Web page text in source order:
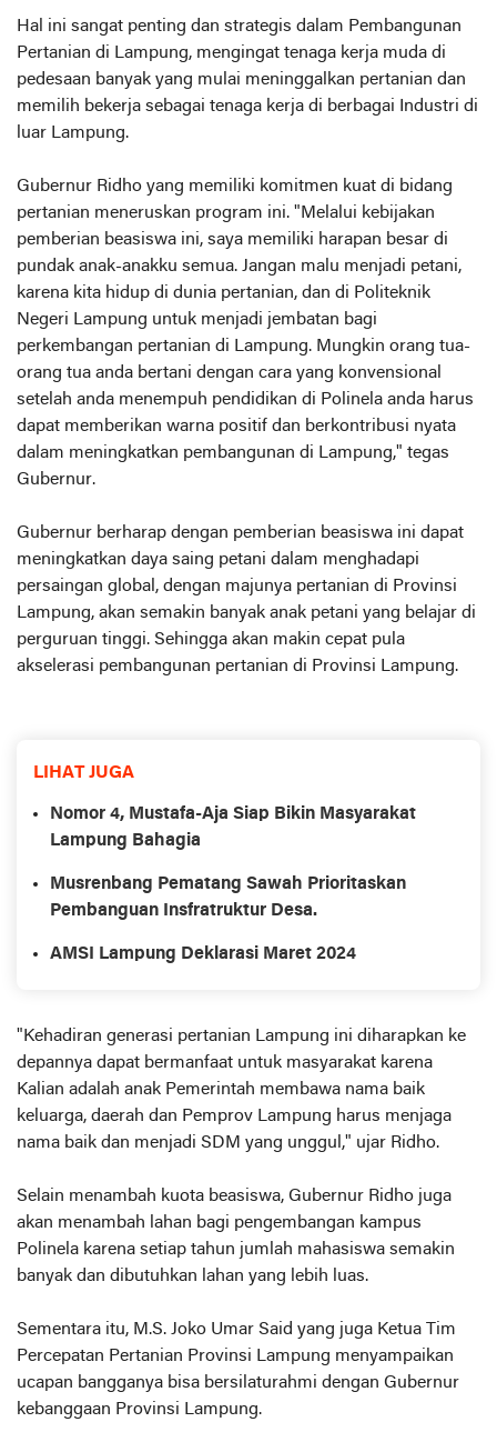
Hal ini sangat penting dan strategis dalam Pembangunan
Pertanian di Lampung, mengingat tenaga kerja muda di
pedesaan banyak yang mulai meninggalkan pertanian dan
memilih bekerja sebagai tenaga kerja di berbagai Industri di
luar Lampung.
Gubernur Ridho yang memiliki komitmen kuat di bidang
pertanian meneruskan program ini. "Melalui kebijakan
pemberian beasiswa ini, saya memiliki harapan besar di
pundak anak-anakku semua. Jangan malu menjadi petani,
karena kita hidup di dunia pertanian, dan di Politeknik
Negeri Lampung untuk menjadi jembatan bagi
perkembangan pertanian di Lampung. Mungkin orang tua-
orang tua anda bertani dengan cara yang konvensional
setelah anda menempuh pendidikan di Polinela anda harus
dapat memberikan warna positif dan berkontribusi nyata
dalam meningkatkan pembangunan di Lampung," tegas
Gubernur.
Gubernur berharap dengan pemberian beasiswa ini dapat
meningkatkan daya saing petani dalam menghadapi
persaingan global, dengan majunya pertanian di Provinsi
Lampung, akan semakin banyak anak petani yang belajar di
perguruan tinggi. Sehingga akan makin cepat pula
akselerasi pembangunan pertanian di Provinsi Lampung.
LIHAT JUGA
Nomor 4, Mustafa-Aja Siap Bikin Masyarakat
Lampung Bahagia
Musrenbang Pematang Sawah Prioritaskan
Pembanguan Insfratruktur Desa.
AMSI Lampung Deklarasi Maret 2024
"Kehadiran generasi pertanian Lampung ini diharapkan ke
depannya dapat bermanfaat untuk masyarakat karena
Kalian adalah anak Pemerintah membawa nama baik
keluarga, daerah dan Pemprov Lampung harus menjaga
nama baik dan menjadi SDM yang unggul," ujar Ridho.
Selain menambah kuota beasiswa, Gubernur Ridho juga
akan menambah lahan bagi pengembangan kampus
Polinela karena setiap tahun jumlah mahasiswa semakin
banyak dan dibutuhkan lahan yang lebih luas.
Sementara itu, M.S. Joko Umar Said yang juga Ketua Tim
Percepatan Pertanian Provinsi Lampung menyampaikan
ucapan bangganya bisa bersilaturahmi dengan Gubernur
kebanggaan Provinsi Lampung.